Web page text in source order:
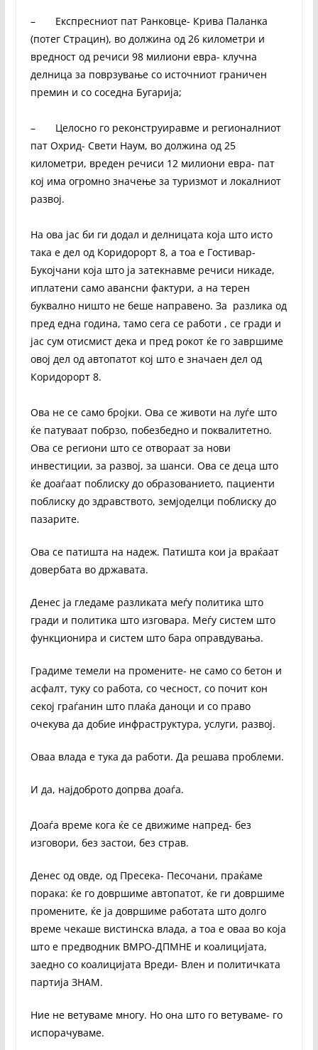
– Експресниот пат Ранковце- Крива Паланка
(потег Страцин), во должина од 26 километри и
вредност од речиси 98 милиони евра- клучна
делница за поврзување со источниот граничен
премин и со соседна Бугарија;
– Целосно го реконструиравме и регионалниот
пат Охрид- Свети Наум, во должина од 25
километри, вреден речиси 12 милиони евра- пат
кој има огромно значење за туризмот и локалниот
развој.
На ова јас би ги додал и делницата која што исто
така е дел од Коридорорт 8, а тоа е Гостивар-
Букојчани која што ја затекнавме речиси никаде,
иплатени само авансни фактури, а на терен
буквално ништо не беше направено. За разлика од
пред една година, тамо сега се работи , се гради и
јас сум отисмист дека и пред рокот ќе го завршиме
овој дел од автопатот кој што е значаен дел од
Коридорорт 8.
Ова не се само бројки. Ова се животи на луѓе што
ќе патуваат побрзо, побезбедно и поквалитетно.
Ова се региони што се отвораат за нови
инвестиции, за развој, за шанси. Ова се деца што
ќе доаѓаат поблиску до образованието, пациенти
поблиску до здравството, земјоделци поблиску до
пазарите.
Ова се патишта на надеж. Патишта кои ја враќаат
довербата во државата.
Денес ја гледаме разликата меѓу политика што
гради и политика што изговара. Меѓу систем што
функционира и систем што бара оправдувања.
Градиме темели на промените- не само со бетон и
асфалт, туку со работа, со чесност, со почит кон
секој граѓанин што плаќа даноци и со право
очекува да добие инфраструктура, услуги, развој.
Оваа влада е тука да работи. Да решава проблеми.
И да, најдоброто допрва доаѓа.
Доаѓа време кога ќе се движиме напред- без
изговори, без застои, без страв.
Денес од овде, од Пресека- Песочани, праќаме
порака: ќе го довршиме автопатот, ќе ги довршиме
промените, ќе ја довршиме работата што долго
време чекаше вистинска влада, а тоа е оваа во која
што е предводник ВМРО-ДПМНЕ и коалицијата,
заедно со коалицијата Вреди- Влен и политичката
партија ЗНАМ.
Ние не ветуваме многу. Но она што го ветуваме- го
испорачуваме.